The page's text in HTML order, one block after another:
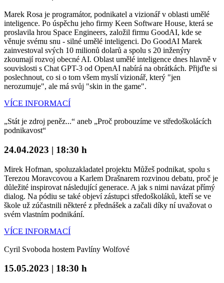
Marek Rosa je programátor, podnikatel a vizionář v oblasti umělé
inteligence. Po úspěchu jeho firmy Keen Software House, která se
proslavila hrou Space Engineers, založil firmu GoodAI, kde se
věnuje svému snu - silné umělé inteligenci. Do GoodAI Marek
zainvestoval svých 10 milionů dolarů a spolu s 20 inženýry
zkoumají rozvoj obecné AI. Oblast umělé inteligence dnes hlavně v
souvislosti s Chat GPT-3 od OpenAI nabírá na obrátkách. Přijďte si
poslechnout, co si o tom všem myslí vizionář, který "jen
nerozumuje", ale má svůj "skin in the game".
VÍCE INFORMACÍ
„Stát je zdroj peněz...“ aneb „Proč probouzíme ve středoškolácích
podnikavost“
24.04.2023 | 18:30 h
Mirek Hofman, spoluzakladatel projektu Můžeš podnikat, spolu s
Terezou Moravcovou a Karlem Drašnarem rozvinou debatu, proč je
důležité inspirovat následující generace. A jak s nimi navázat přímý
dialog. Na pódiu se také objeví zástupci středoškoláků, kteří se ve
škole už zúčastnili některé z přednášek a začali díky ní uvažovat o
svém vlastním podnikání.
VÍCE INFORMACÍ
Cyril Svoboda hostem Pavlíny Wolfové
15.05.2023 | 18:30 h